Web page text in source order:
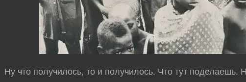
Ну что получилось, то и получилось. Что тут поделаешь.